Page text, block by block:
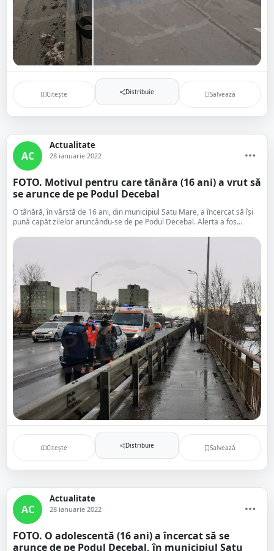
Citește Distribuie Salvează
AC
Actualitate
28 ianuarie 2022
FOTO. Motivul pentru care tânăra (16 ani) a vrut să
se arunce de pe Podul Decebal
O tânără, în vârstă de 16 ani, din municipiul Satu Mare, a încercat să își
pună capăt zilelor aruncându-se de pe Podul Decebal. Alerta a fos...
Citește Distribuie Salvează
AC
Actualitate
28 ianuarie 2022
FOTO. O adolescentă (16 ani) a încercat să se
arunce de pe Podul Decebal, în municipiul Satu